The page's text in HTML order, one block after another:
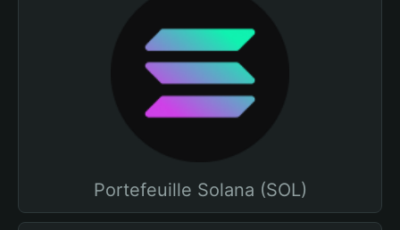
Portefeuille Solana (SOL)